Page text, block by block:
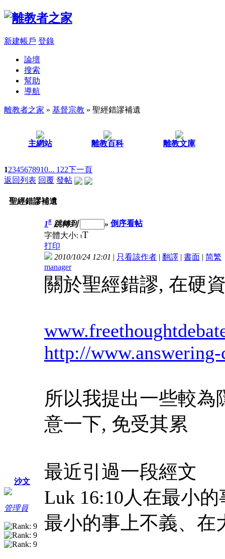
新建帳戶 登錄
論壇
搜索
幫助
導航
離教者之家 » 基督宗教 » 聖經錯謬補遺
主網站 離教百科 離教文庫
12345678910... 122下一頁
返回列表 回覆 發帖
聖經錯謬補遺
沙文
管理員
1# 跳轉到 » 倒序看帖
字體大小: tT
打印
2010/10/24 12:01 | 只看該作者 | 翻譯 | 書面 | 简繁
manager
關於聖經錯謬, 在硬
http://
所以我提出一些較為
意一下, 免受其累
最近引過一段經文
Luk 16:10人在最小
最小的事上不義、在